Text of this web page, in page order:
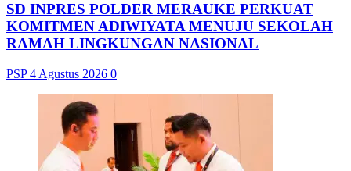
SD INPRES POLDER MERAUKE PERKUAT
KOMITMEN ADIWIYATA MENUJU SEKOLAH
RAMAH LINGKUNGAN NASIONAL
PSP4 Agustus 2026 0